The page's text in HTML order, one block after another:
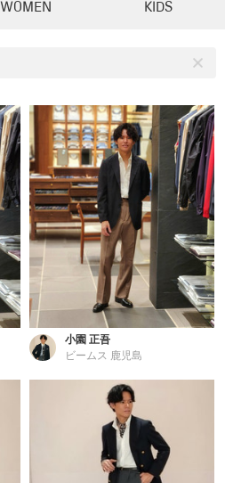
WOMEN KIDS
小園 正吾
ビームス 鹿児島